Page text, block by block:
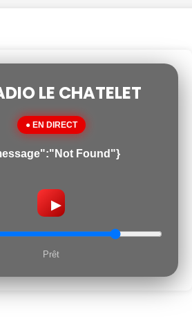
LE CHATELET
● EN DIRECT
Found"}
▶
Prêt